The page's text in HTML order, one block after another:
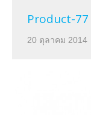
Product-77
20 ตุลาคม 2014